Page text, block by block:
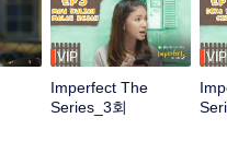
VIP
Imperfect The
Series_3회
VIP